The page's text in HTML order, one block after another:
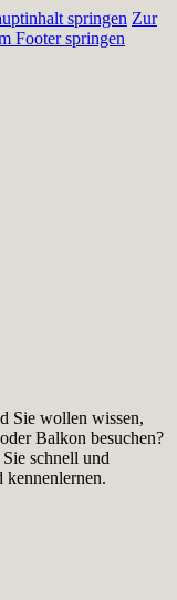
springen Zur
Footer springen
Sie wollen wissen,
Balkon besuchen?
schnell und
kennenlernen.